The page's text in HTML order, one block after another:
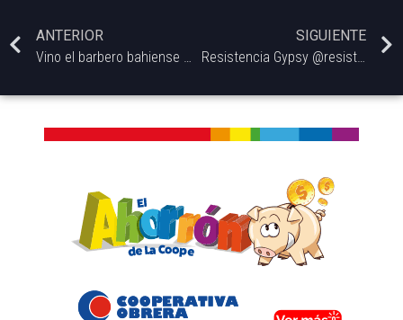
ANTERIOR
SIGUIENTE
Resistencia Gypsy @resistencia_gypsy hacen honor a la música gitana con un toque distintivo, quienes se presentarán el próximo viernes en el teatro municipal y hoy vienen a tocar a @maldicioneslunes